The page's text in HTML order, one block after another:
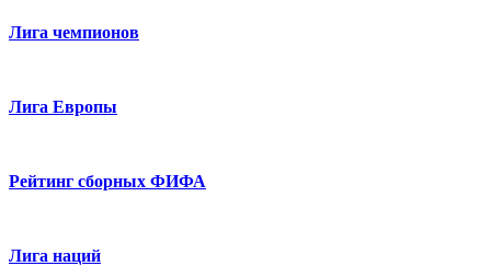
Лига чемпионов
Лига Европы
Рейтинг сборных ФИФА
Лига наций